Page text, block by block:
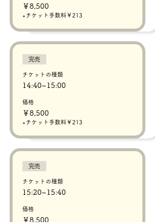
￥8,500
+チケット手数料￥213
完売
チケットの種類
14:40~15:00
価格
￥8,500
+チケット手数料￥213
完売
チケットの種類
15:20~15:40
価格
￥8,500